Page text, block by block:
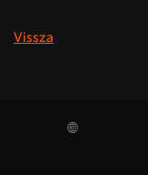
Vissza